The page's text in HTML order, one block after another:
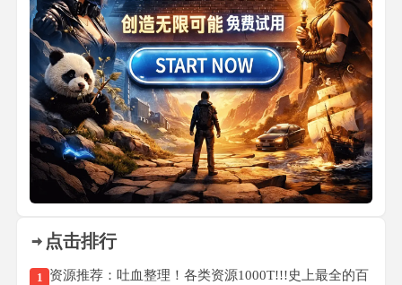
点击排行
1 资源推荐：吐血整理！各类资源1000T!!!史上最全的百